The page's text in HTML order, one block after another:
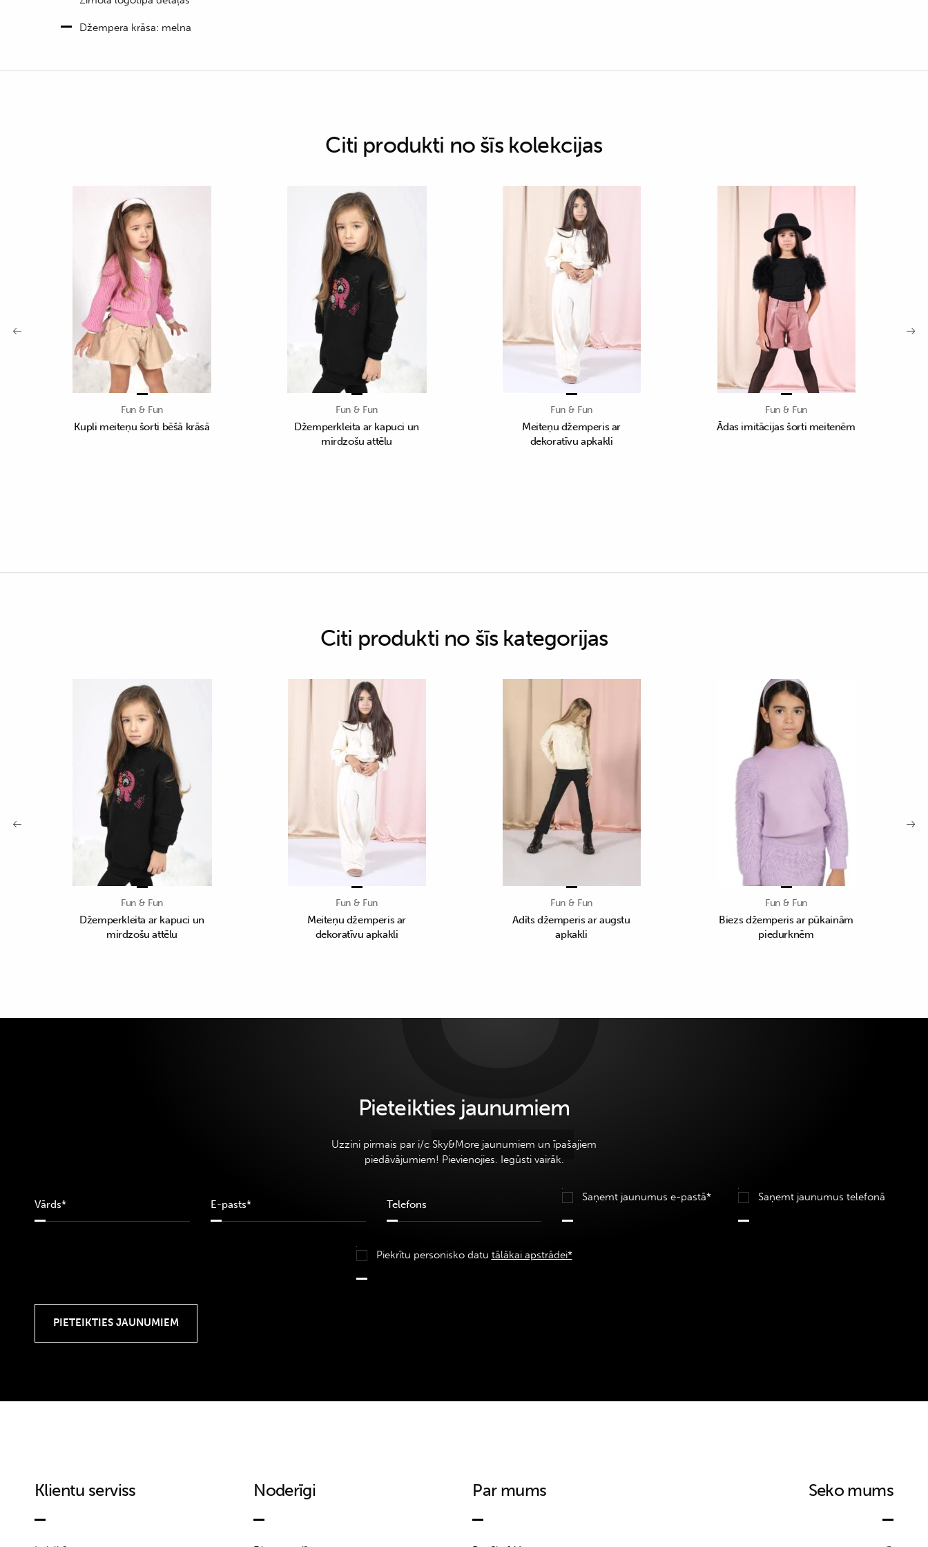
Džempera krāsa: melna
Citi produkti no šīs kolekcijas
Fun & Fun
Kupli meiteņu šorti bēšā krāsā
Fun & Fun
Džemperkleita ar kapuci un
mirdzošu attēlu
Fun & Fun
Meiteņu džemperis ar
dekoratīvu apkakli
Fun & Fun
Ādas imitācijas šorti meitenēm
Citi produkti no šīs kategorijas
Fun & Fun
Džemperkleita ar kapuci un
mirdzošu attēlu
Fun & Fun
Meiteņu džemperis ar
dekoratīvu apkakli
Fun & Fun
Adīts džemperis ar augstu
apkakli
Fun & Fun
Biezs džemperis ar pūkainām
piedurknēm
Pieteikties jaunumiem
Uzzini pirmais par i/c Sky&More jaunumiem un īpašajiem
piedāvājumiem! Pievienojies. Iegūsti vairāk.
Saņemt jaunumus e-pastā* Saņemt jaunumus telefonā
Piekrītu personisko datu tālākai apstrādei*
Klientu serviss Noderīgi Par mums Seko mums